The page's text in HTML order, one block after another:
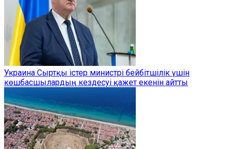
Украина Сыртқы істер министрі бейбітшілік үшін
көшбасшылардың кездесуі қажет екенін айтты